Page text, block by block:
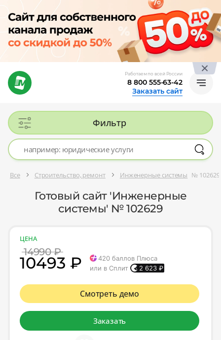
Работаем по всей России
8 800 555-63-42
Заказать сайт
Фильтр
Все Строительство, ремонт Инженерные системы № 102629
Готовый сайт 'Инженерные
системы' № 102629
ЦЕНА
14990 ₽
10493 ₽ 420 баллов Плюса
или в Сплит
2 623 ₽
Смотреть демо
Заказать